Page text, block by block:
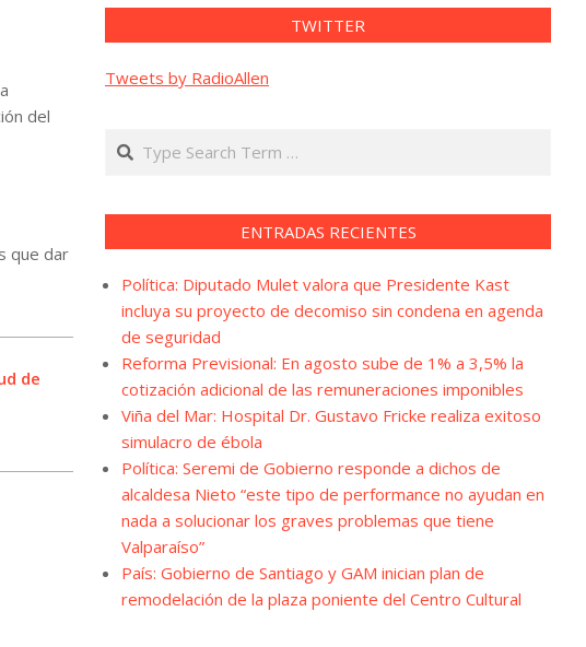
del
que dar
de
TWITTER
Tweets by RadioAllen
Search
ENTRADAS RECIENTES
Política: Diputado Mulet valora que Presidente Kast
incluya su proyecto de decomiso sin condena en agenda
de seguridad
Reforma Previsional: En agosto sube de 1% a 3,5% la
cotización adicional de las remuneraciones imponibles
Viña del Mar: Hospital Dr. Gustavo Fricke realiza exitoso
simulacro de ébola
Política: Seremi de Gobierno responde a dichos de
alcaldesa Nieto “este tipo de performance no ayudan en
nada a solucionar los graves problemas que tiene
Valparaíso”
País: Gobierno de Santiago y GAM inician plan de
remodelación de la plaza poniente del Centro Cultural